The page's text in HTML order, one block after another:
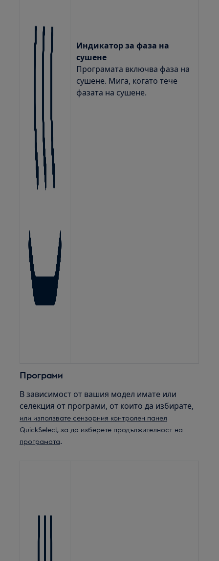
Индикатор за фаза на
сушене
Програмата включва фаза на
сушене. Мига, когато тече
фазата на сушене.
Програми
В зависимост от вашия модел имате или
селекция от програми, от които да избирате,
или използвате сензорния контролен панел
QuickSelect, за да изберете продължителност на
програмата.